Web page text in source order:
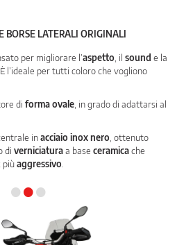
BORSE LATERALI ORIGINALI
per migliorare l’aspetto , il sound e la
l’ideale per tutti coloro che vogliono
di forma ovale , in grado di adattarsi al
inacciaio inox nero , ottenuto
di verniciaturaa base ceramicache
piùaggressivo
•••